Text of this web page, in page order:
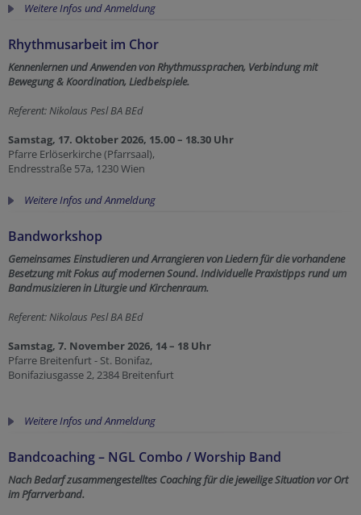
Weitere Infos und Anmeldung
Rhythmusarbeit im Chor
Kennenlernen und Anwenden von Rhythmussprachen, Verbindung mit
Bewegung & Koordination, Liedbeispiele.
Referent: Nikolaus Pesl BA BEd
Samstag, 17. Oktober 2026, 15.00 – 18.30 Uhr
Pfarre Erlöserkirche (Pfarrsaal),
Endresstraße 57a, 1230 Wien
Weitere Infos und Anmeldung
Bandworkshop
Gemeinsames Einstudieren und Arrangieren von Liedern für die vorhandene
Besetzung mit Fokus auf modernen Sound. Individuelle Praxistipps rund um
Bandmusizieren in Liturgie und Kirchenraum.
Referent: Nikolaus Pesl BA BEd
Samstag, 7. November 2026, 14 – 18 Uhr
Pfarre Breitenfurt - St. Bonifaz,
Bonifaziusgasse 2, 2384 Breitenfurt
Weitere Infos und Anmeldung
Bandcoaching – NGL Combo / Worship Band
Nach Bedarf zusammengestelltes Coaching für die jeweilige Situation vor Ort
im Pfarrverband.